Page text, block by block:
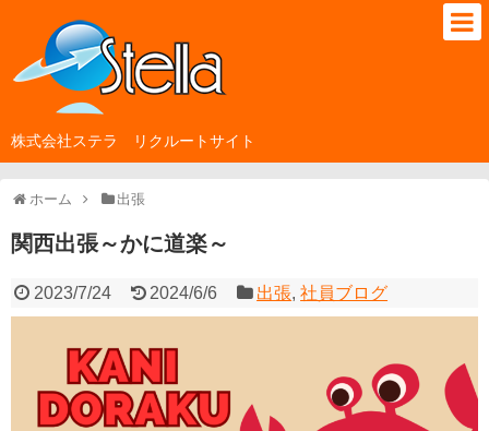
株式会社ステラ リクルートサイト
ホーム 出張
関西出張～かに道楽～
2023/7/24 2024/6/6 出張,社員ブログ